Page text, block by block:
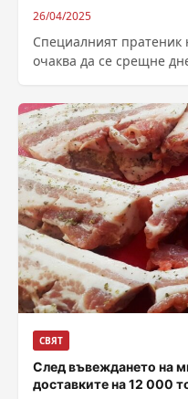
26/04/2025
Специалният
очаква да се срещне
СВЯТ
След въвеждането на
доставките на 12 000